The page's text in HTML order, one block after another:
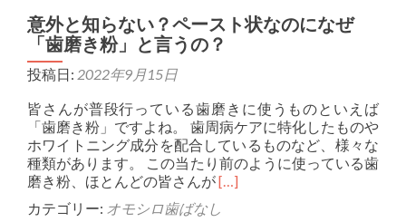
意外と知らない？ペースト状なのになぜ
「歯磨き粉」と言うの？
投稿日: 2022年9月15日
皆さんが普段行っている歯磨きに使うものといえば
「歯磨き粉」ですよね。 歯周病ケアに特化したものや
ホワイトニング成分を配合しているものなど、様々な
種類があります。 この当たり前のように使っている歯
磨き粉、ほとんどの皆さんがRead more about 意外と知
[…]
カテゴリー: オモシロ歯ばなし